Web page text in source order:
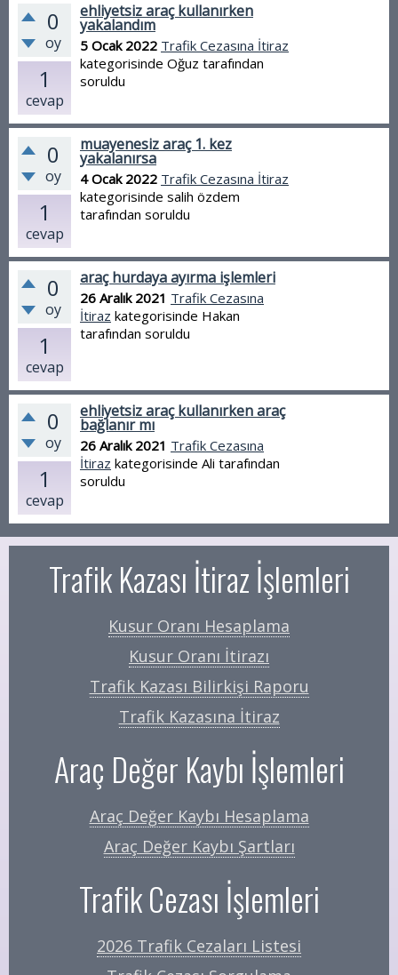
0
oy
1
cevap
ehliyetsiz araç kullanırken
yakalandım
5 Ocak 2022 Trafik Cezasına İtiraz
kategorisinde Oğuz tarafından
soruldu
0
oy
1
cevap
muayenesiz araç 1. kez
yakalanırsa
4 Ocak 2022 Trafik Cezasına İtiraz
kategorisinde salih özdem
tarafından soruldu
0
oy
1
cevap
araç hurdaya ayırma işlemleri
26 Aralık 2021 Trafik Cezasına
İtiraz kategorisinde Hakan
tarafından soruldu
0
oy
1
cevap
ehliyetsiz araç kullanırken araç
bağlanır mı
26 Aralık 2021 Trafik Cezasına
İtiraz kategorisinde Ali tarafından
soruldu
Trafik Kazası İtiraz İşlemleri
Kusur Oranı Hesaplama
Kusur Oranı İtirazı
Trafik Kazası Bilirkişi Raporu
Trafik Kazasına İtiraz
Araç Değer Kaybı İşlemleri
Araç Değer Kaybı Hesaplama
Araç Değer Kaybı Şartları
Trafik Cezası İşlemleri
2026 Trafik Cezaları Listesi